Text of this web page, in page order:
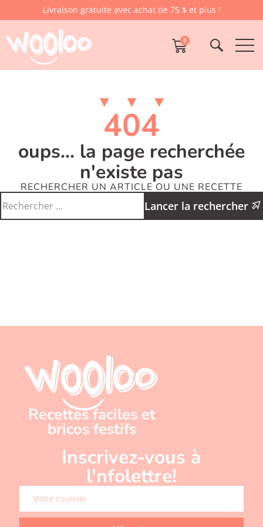
Livraison gratuite avec achat de 75 $ et plus !
0
404
oups... la page recherchée
n'existe pas
RECHERCHER UN ARTICLE OU UNE RECETTE
Lancer la rechercher
Recettes faciles et
bricos festifs
Inscrivez-vous à
l'nfolettre!